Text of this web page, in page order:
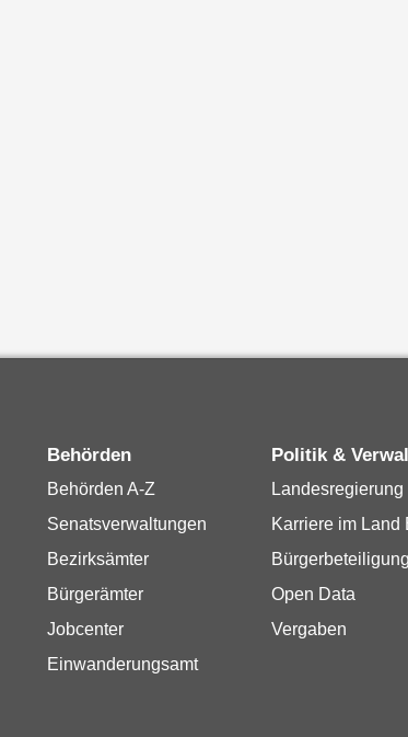
Behörden
Behörden A-Z
Senatsverwaltungen
Bezirksämter
Bürgerämter
Jobcenter
Einwanderungsamt
Politik &
Landesregierung
Karriere im Land
Bürgerbeteiligung
Open Data
Vergaben